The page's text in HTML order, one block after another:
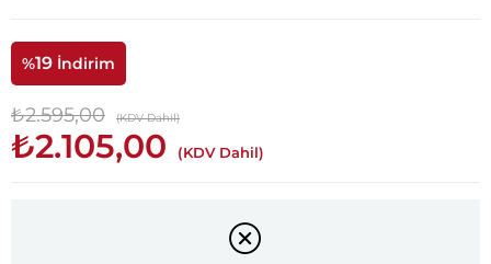
%19 İndirim
₺2.595,00 (KDV Dahil)
₺2.105,00 (KDV Dahil)